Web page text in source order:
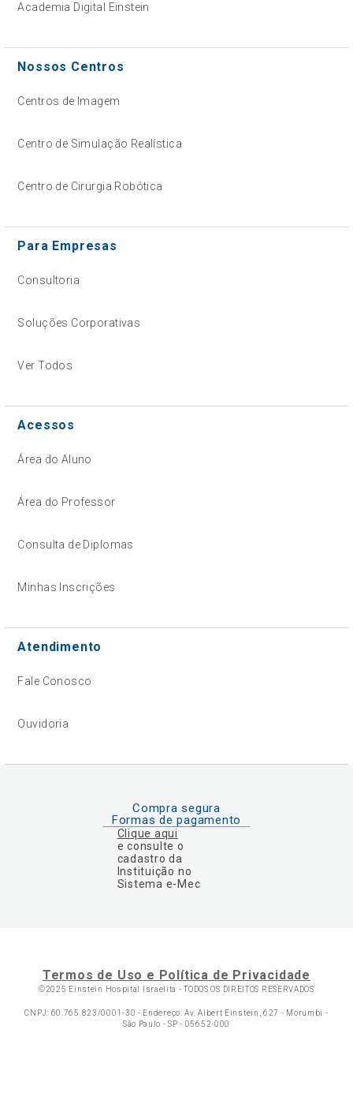
Academia Digital Einstein
Nossos Centros
Centros de Imagem
Centro de Simulação Realística
Centro de Cirurgia Robótica
Para Empresas
Consultoria
Soluções Corporativas
Ver Todos
Acessos
Área do Aluno
Área do Professor
Consulta de Diplomas
Minhas Inscrições
Atendimento
Fale Conosco
Ouvidoria
Compra segura
Formas de pagamento
Clique aqui
e consulte o
cadastro da
Instituição no
Sistema e-Mec
Termos de Uso e Política de Privacidade
©2025 Einstein Hospital Israelita -TODOS OS DIREITOS RESERVADOS
CNPJ: 60.765.823/0001-30 - Endereço: Av. Albert Einstein, 627 - Morumbi -
São Paulo - SP - 05652-000